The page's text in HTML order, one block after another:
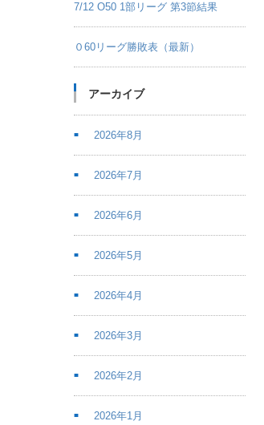
7/12 O50 1部リーグ 第3節結果
０60リーグ勝敗表（最新）
アーカイブ
2026年8月
2026年7月
2026年6月
2026年5月
2026年4月
2026年3月
2026年2月
2026年1月